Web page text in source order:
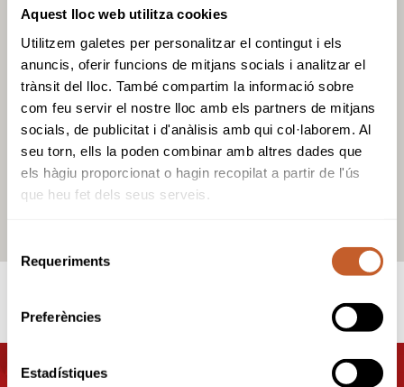
Aquest lloc web utilitza cookies
Utilitzem galetes per personalitzar el contingut i els
anuncis, oferir funcions de mitjans socials i analitzar el
trànsit del lloc. També compartim la informació sobre
com feu servir el nostre lloc amb els partners de mitjans
socials, de publicitat i d'anàlisis amb qui col·laborem. Al
seu torn, ells la poden combinar amb altres dades que
els hàgiu proporcionat o hagin recopilat a partir de l'ús
que heu fet dels seus serveis.
de Requeriments
Preferències
Estadístiques